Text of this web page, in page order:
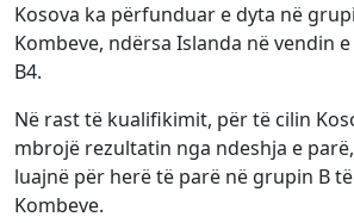
Kosova ka përfunduar e dyta në
Kombeve, ndërsa Islanda në vendin
B4.
Në rast të kualifikimit, për të cilin
mbrojë rezultatin nga ndeshja e
luajnë për herë të parë në grupin B
Kombeve.